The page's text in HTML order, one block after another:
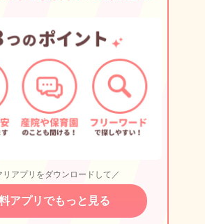
リアプリをダウンロードして／
アプリでもっと見る